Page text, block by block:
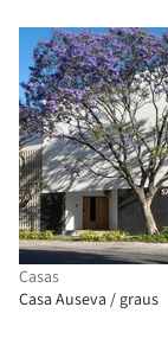
Casas
Casa Auseva / graus